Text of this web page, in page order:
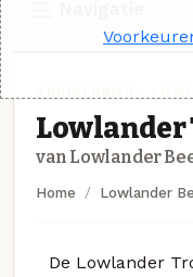
van Lowlander
Home Lowlander
De Lowlander